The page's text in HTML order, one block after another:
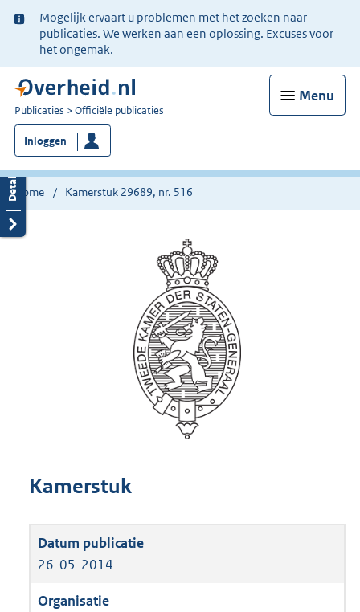
Ter
informatie:
Mogelijk ervaart u problemen met het zoeken naar
publicaties. We werken aan een oplossing. Excuses voor
het ongemak.
Menu
U
bent
nu
hier:
Publicaties Officiële publicaties
Inloggen
Home Kamerstuk 29689, nr. 516
Kamerstuk
26-05-2014